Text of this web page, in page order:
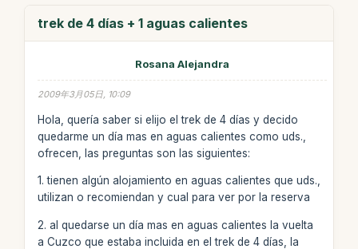
trek de 4 días + 1 aguas calientes
Rosana Alejandra
2009年3月05日, 10:09
Hola, quería saber si elijo el trek de 4 días y decido
quedarme un día mas en aguas calientes como uds.,
ofrecen, las preguntas son las siguientes:
1. tienen algún alojamiento en aguas calientes que uds.,
utilizan o recomiendan y cual para ver por la reserva
2. al quedarse un día mas en aguas calientes la vuelta
a Cuzco que estaba incluida en el trek de 4 días, la